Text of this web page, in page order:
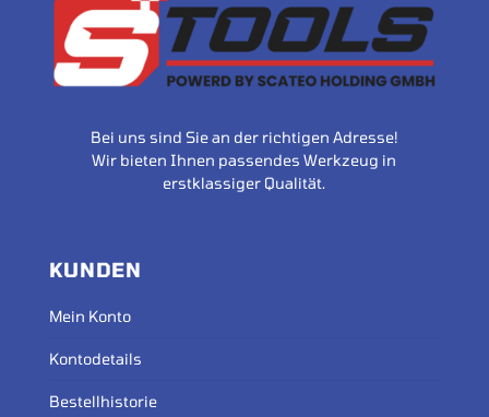
Bei uns sind Sie an der richtigen Adresse!
Wir bieten Ihnen passendes Werkzeug in
erstklassiger Qualität.
KUNDEN
Mein Konto
Kontodetails
Bestellhistorie